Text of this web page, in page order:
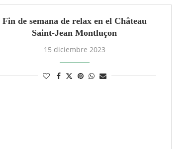
Fin de semana de relax en el Château
Saint-Jean Montluçon
15 diciembre 2023